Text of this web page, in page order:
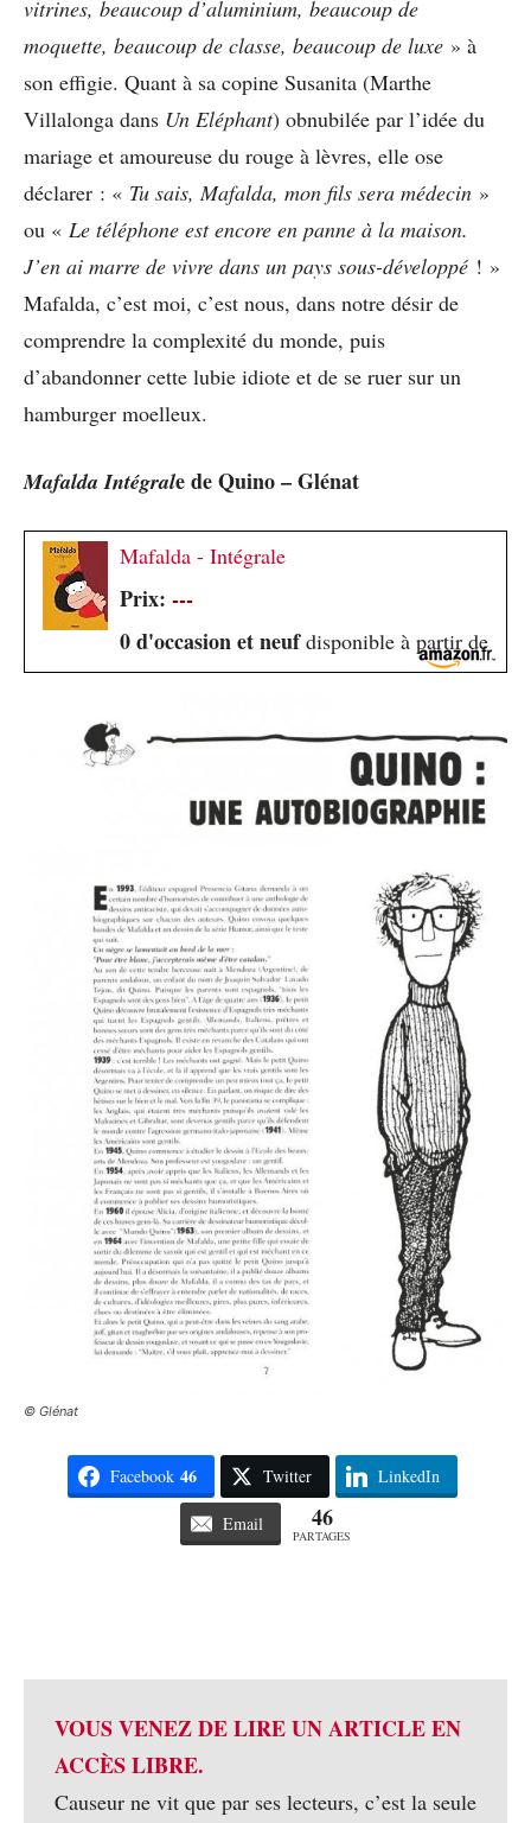
vitrines, beaucoup d’aluminium, beaucoup de
moquette, beaucoup de classe, beaucoup de luxe » à
son effigie. Quant à sa copine Susanita (Marthe
Villalonga dans Un Eléphant) obnubilée par l’idée du
mariage et amoureuse du rouge à lèvres, elle ose
déclarer : « Tu sais, Mafalda, mon fils sera médecin »
ou « Le téléphone est encore en panne à la maison.
J’en ai marre de vivre dans un pays sous-développé ! »
Mafalda, c’est moi, c’est nous, dans notre désir de
comprendre la complexité du monde, puis
d’abandonner cette lubie idiote et de se ruer sur un
hamburger moelleux.
Mafalda Intégrale de Quino – Glénat
Mafalda - Intégrale
Prix: ---
0 d'occasion et neufdisponible à partir de
© Glénat
Facebook 46 Twitter LinkedIn
Email 46
PARTAGES
VOUS VENEZ DE LIRE UN ARTICLE EN
ACCÈS LIBRE.
Causeur ne vit que par ses lecteurs, c’est la seule